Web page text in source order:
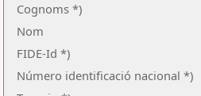
Cognoms *)
Nom
FIDE-Id *)
Número identificació nacional *)